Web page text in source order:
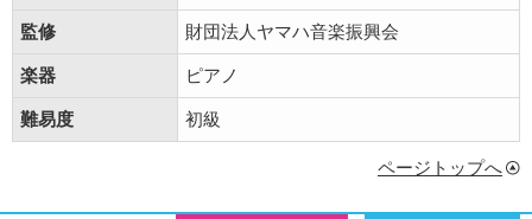
監修 財団法人ヤマハ音楽振興会
楽器 ピアノ
難易度 初級
ページトップへ